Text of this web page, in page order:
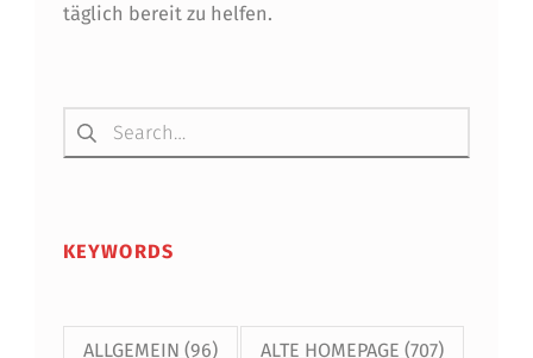
täglich bereit zu helfen.
Suchen nach:
KEYWORDS
ALLGEMEIN (96) ALTE HOMEPAGE (707)